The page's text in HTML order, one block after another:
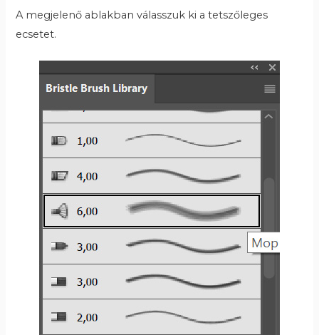
A megjelenő ablakban válasszuk ki a tetszőleges
ecsetet.